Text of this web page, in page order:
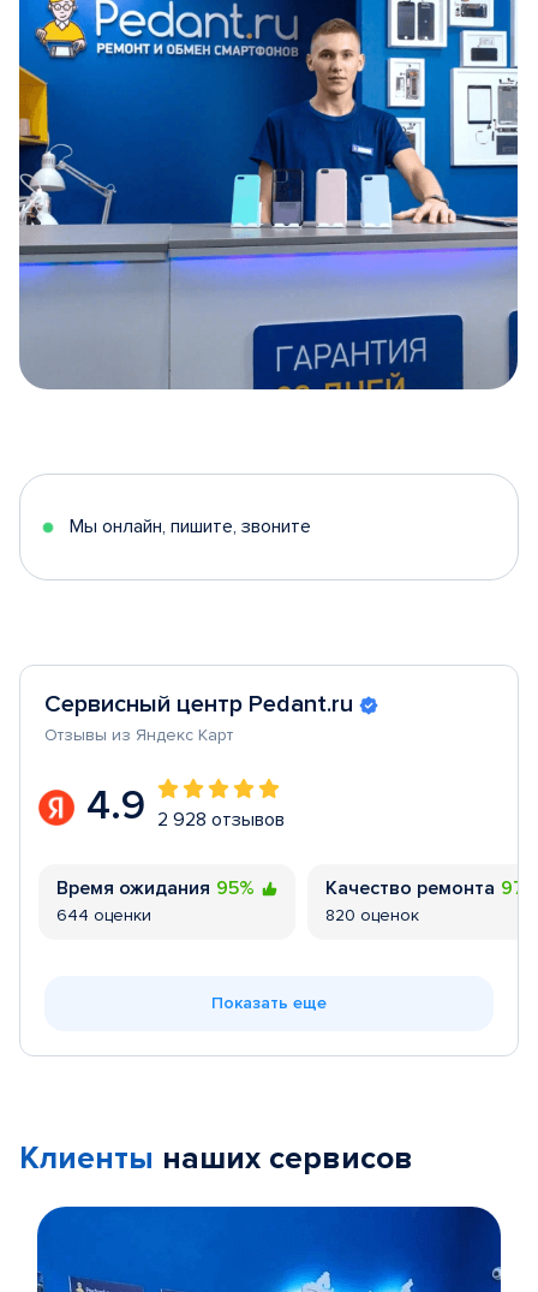
5
Мы онлайн, пишите, звоните
Сервисный центр Pedant.ru
Отзывы из Яндекс Карт
4.9 2 928 отзывов
Время ожидания 95%
644 оценки
Качество ремонта
820 оценок
Показать еще
Клиенты наших сервисов